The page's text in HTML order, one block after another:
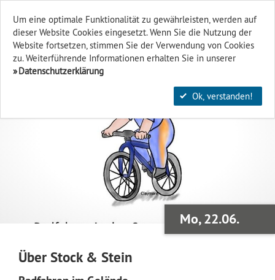
Finden & Filtern
Mo, 22.06.
Über Stock & Stein
Um eine optimale Funktionalität zu gewährleisten, werden auf
dieser Website Cookies eingesetzt. Wenn Sie die Nutzung der
Website fort­setzen, stimmen Sie der Verwendung von Cookies
zu. Weiterführende Informationen erhalten Sie in unserer
Datenschutzerklärung
Ok, verstanden!